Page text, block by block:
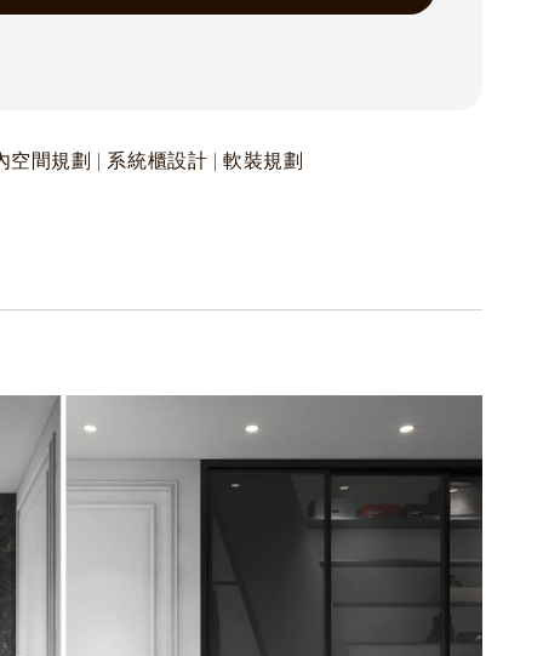
空間規劃 | 系統櫃設計 | 軟裝規劃